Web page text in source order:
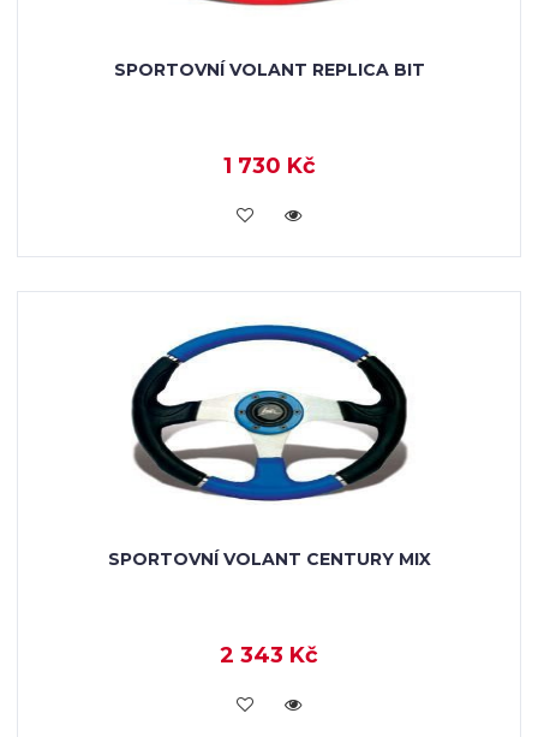
SPORTOVNÍ VOLANT REPLICA BIT
1 730 Kč
KOUPIT
SPORTOVNÍ VOLANT CENTURY MIX
2 343 Kč
KOUPIT